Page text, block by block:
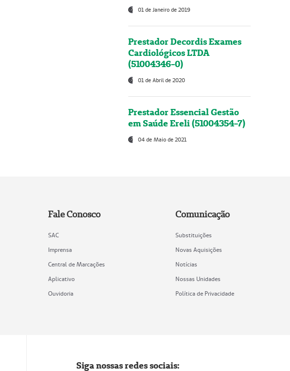
01 de Janeiro de 2019
Prestador Decordis Exames
Cardiológicos LTDA
(51004346-0)
01 de Abril de 2020
Prestador Essencial Gestão
em Saúde Ereli (51004354-7)
04 de Maio de 2021
Fale Conosco
SAC
Imprensa
Central de Marcações
Aplicativo
Ouvidoria
Comunicação
Substituições
Novas Aquisições
Notícias
Nossas Unidades
Política de Privacidade
Siga nossas redes sociais: